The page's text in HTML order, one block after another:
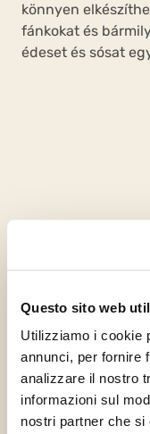
Questo sito web
Utilizziamo i cookie
annunci, per fornire
analizzare il nostro
informazioni sul
nostri partner che si
könnyen
fánkokat és
édeset és sósat